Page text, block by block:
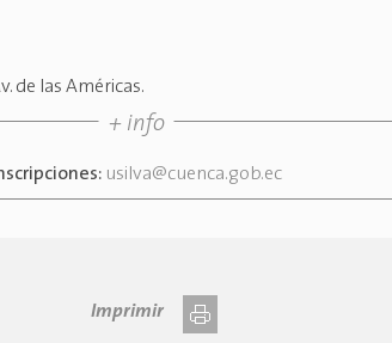
de las Américas.
+ info
usilva@cuenca.gob.ec
Imprimir